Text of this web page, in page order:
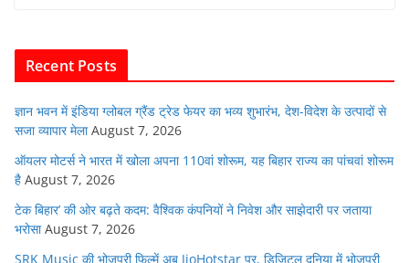
o
o
k
p
Recent Posts
ज्ञान भवन में इंडिया ग्लोबल ग्रैंड ट्रेड फेयर का भव्य शुभारंभ, देश-विदेश के उत्पादों से
सजा व्यापार मेला August 7, 2026
ऑयलर मोटर्स ने भारत में खोला अपना 110वां शोरूम, यह बिहार राज्य का पांचवां शोरूम
है August 7, 2026
टेक बिहार’ की ओर बढ़ते कदम: वैश्विक कंपनियों ने निवेश और साझेदारी पर जताया
भरोसा August 7, 2026
SRK Music की भोजपुरी फिल्में अब JioHotstar पर, डिजिटल दुनिया में भोजपुरी